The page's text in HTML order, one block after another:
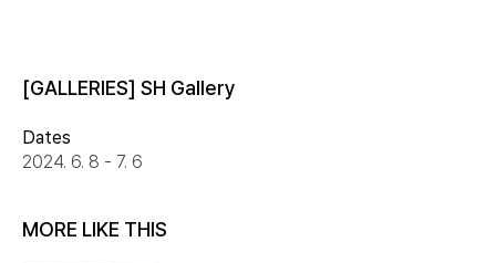
[GALLERIES] SH Gallery
Dates
2024. 6. 8 - 7. 6
MORE LIKE THIS